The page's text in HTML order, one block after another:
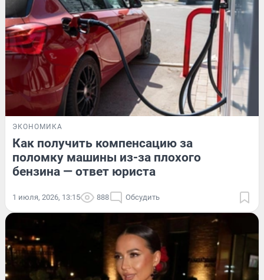
ЭКОНОМИКА
Как получить компенсацию за
поломку машины из-за плохого
бензина — ответ юриста
1 июля, 2026, 13:15 888 Обсудить